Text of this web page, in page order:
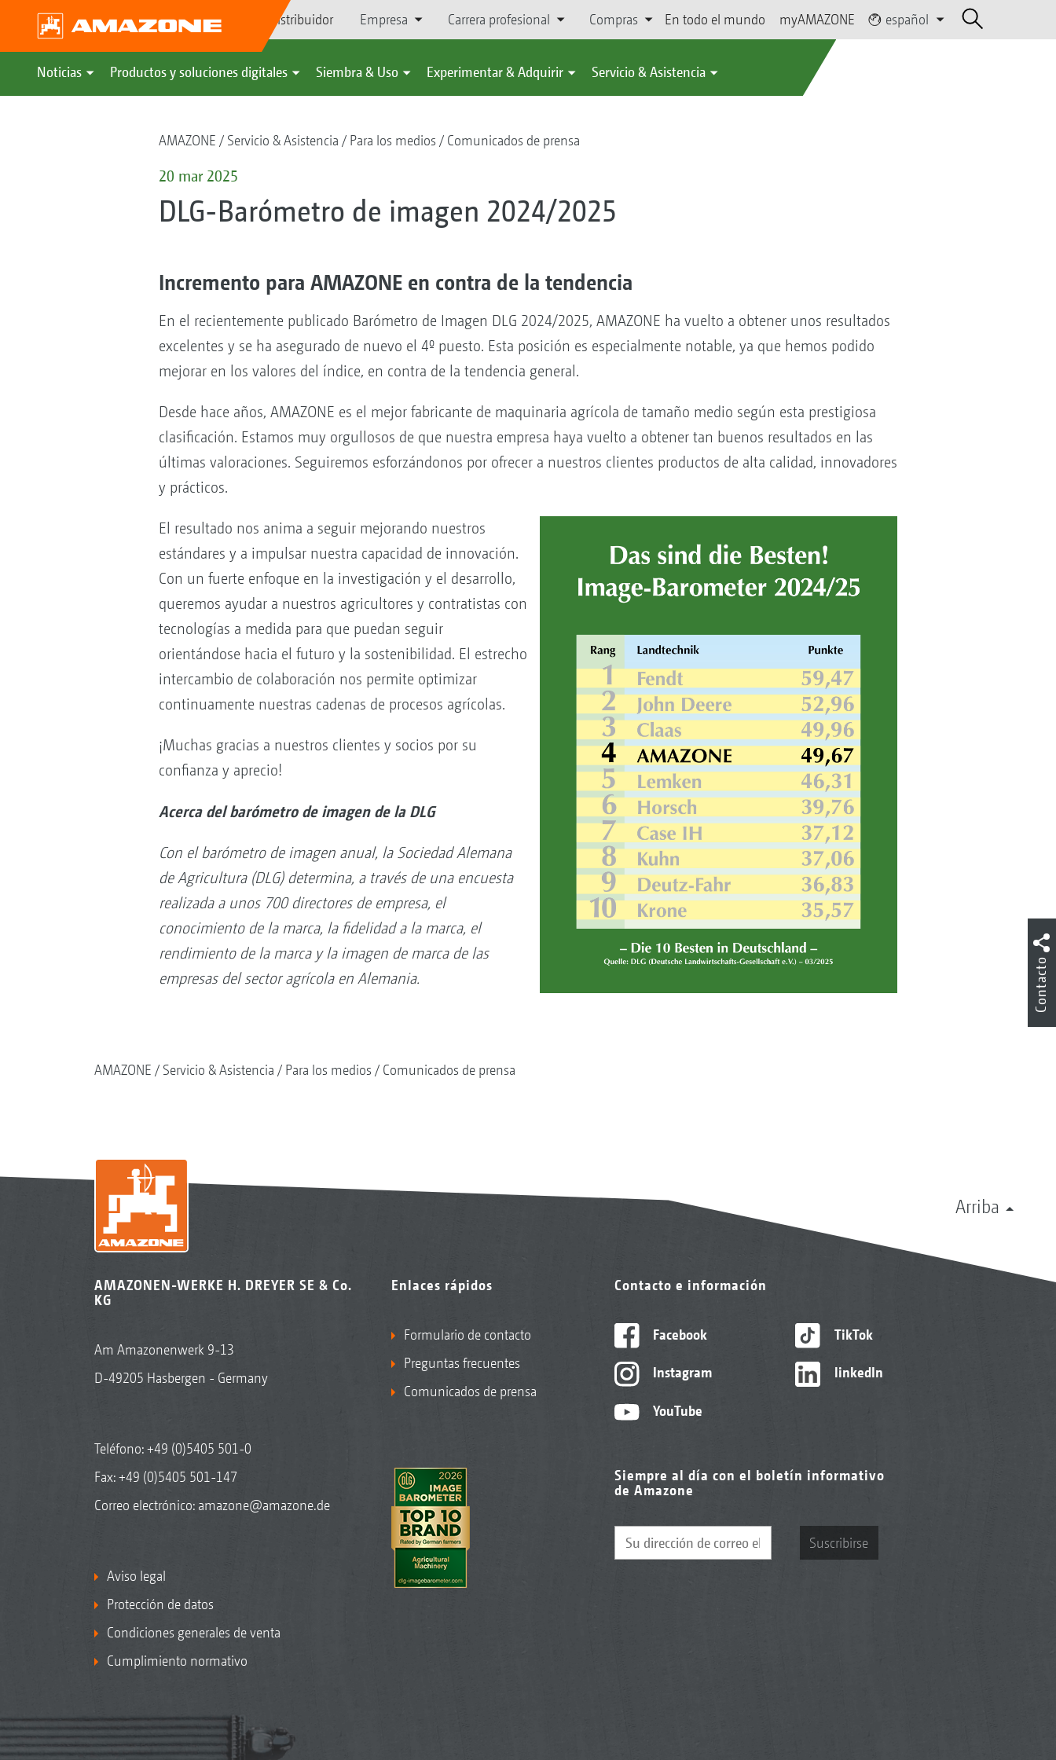
Búsqueda de distribuidor Empresa Carrera profesional Compras En todo el mundo myAMAZONE español
Noticias Productos y soluciones digitales Siembra & Uso Experimentar & Adquirir Servicio & Asistencia
AMAZONE Servicio & Asistencia Para los medios Comunicados de prensa
20 mar 2025
DLG-Barómetro de imagen 2024/2025
Incremento para AMAZONE en contra de la tendencia
En el recientemente publicado Barómetro de Imagen DLG 2024/2025, AMAZONE ha vuelto a obtener unos resultados
excelentes y se ha asegurado de nuevo el 4º puesto. Esta posición es especialmente notable, ya que hemos podido
mejorar en los valores del índice, en contra de la tendencia general.
Desde hace años, AMAZONE es el mejor fabricante de maquinaria agrícola de tamaño medio según esta prestigiosa
clasificación. Estamos muy orgullosos de que nuestra empresa haya vuelto a obtener tan buenos resultados en las
últimas valoraciones. Seguiremos esforzándonos por ofrecer a nuestros clientes productos de alta calidad, innovadores
y prácticos.
El resultado nos anima a seguir mejorando nuestros
estándares y a impulsar nuestra capacidad de innovación.
Con un fuerte enfoque en la investigación y el desarrollo,
queremos ayudar a nuestros agricultores y contratistas con
tecnologías a medida para que puedan seguir
orientándose hacia el futuro y la sostenibilidad. El estrecho
intercambio de colaboración nos permite optimizar
continuamente nuestras cadenas de procesos agrícolas.
¡Muchas gracias a nuestros clientes y socios por su
confianza y aprecio!
Acerca del barómetro de imagen de la DLG
Con el barómetro de imagen anual, la Sociedad Alemana
de Agricultura (DLG) determina, a través de una encuesta
realizada a unos 700 directores de empresa, el
conocimiento de la marca, la fidelidad a la marca, el
rendimiento de la marca y la imagen de marca de las
empresas del sector agrícola en Alemania.
AMAZONE Servicio & Asistencia Para los medios Comunicados de prensa
Arriba
AMAZONEN-WERKE H. DREYER SE & Co.
KG
Am Amazonenwerk 9-13
D-49205 Hasbergen - Germany
Teléfono:+49 (0)5405 501-0
Fax: +49 (0)5405 501-147
Correo electrónico: amazone@amazone.de
Aviso legal
Protección de datos
Condiciones generales de venta
Cumplimiento normativo
Enlaces rápidos
Formulario de contacto
Preguntas frecuentes
Comunicados de prensa
Contacto e información
Facebook
Instagram
YouTube
TikTok
linkedIn
Siempre al día con el boletín informativo
de Amazone
Suscribirse
Contacto